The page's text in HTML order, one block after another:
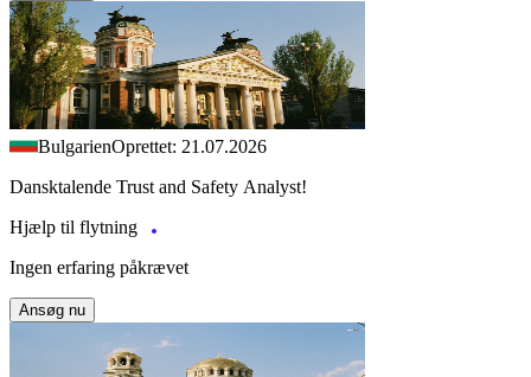
BulgarienOprettet: 21.07.2026
Dansktalende Trust and Safety Analyst!
Hjælp til flytning
Ingen erfaring påkrævet
Ansøg nu